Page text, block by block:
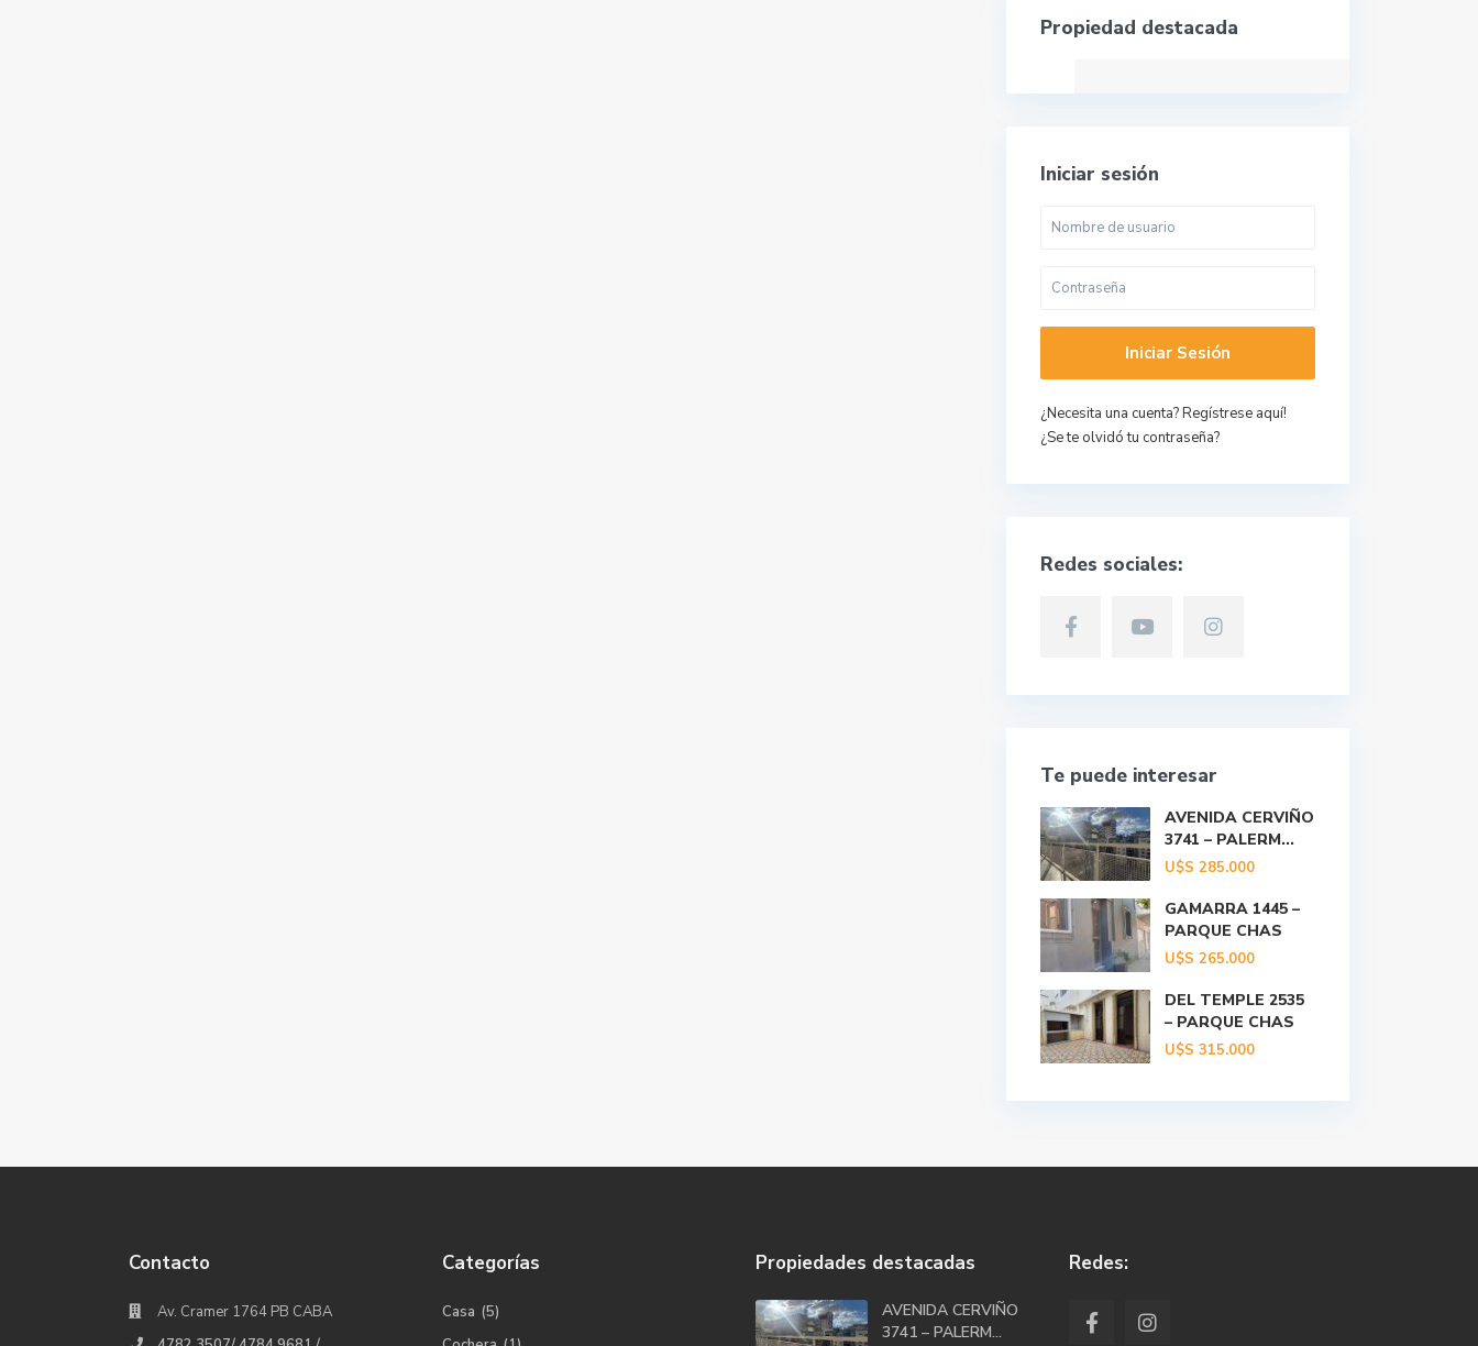
Propiedad destacada
Iniciar sesión
Iniciar Sesión
¿Necesita una cuenta? Regístrese aquí!
¿Se te olvidó tu contraseña?
Redes sociales:
Te puede interesar
AVENIDA CERVIÑO
3741 – PALERM...
U$S 285.000
GAMARRA 1445 –
PARQUE CHAS
U$S 265.000
DEL TEMPLE 2535
– PARQUE CHAS
U$S 315.000
Contacto
Av. Cramer 1764 PB CABA
Categorías
Casa (5)
Propiedades destacadas
AVENIDA CERVIÑO
3741 – PALERM...
Redes: